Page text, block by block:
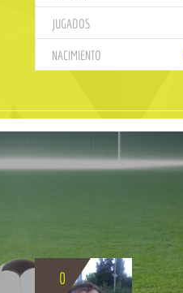
JUGADOS
NACIMIENTO
0